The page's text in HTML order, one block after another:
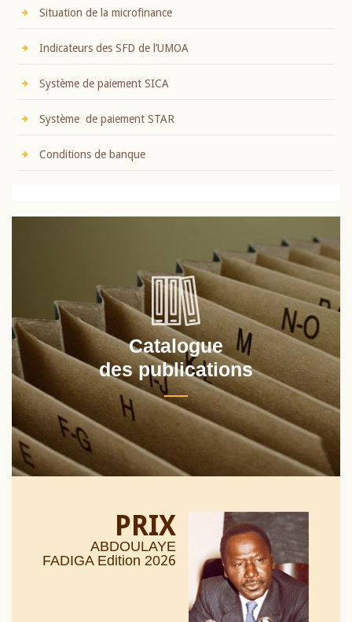
Situation de la microfinance
Indicateurs des SFD de l’UMOA
Système de paiement SICA
Système de paiement STAR
Conditions de banque
Catalogue
des publications
PRIX
ABDOULAYE
FADIGA Edition 2026